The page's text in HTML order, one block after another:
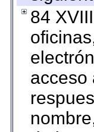
84
acceso